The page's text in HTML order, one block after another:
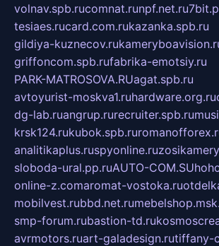
volnav.spb.rucomnat.runpf.net.ru
tesiaes.rucard.com.rukazanka.spb.ru
gildiya-kuznecov.ru
griffoncom.spb.rufabrika-emotsiy.ru
PARK-MATROSOVA.RUagat.spb.ru
avtoyurist-moskva1.ruhardware.org.ru
dg-lab.ruangrup.rurecruiter.spb.ru
krsk124.rukubok.spb.ru
analitikaplus.ruspyonline.ru
sloboda-ural.pp.ruAUTO-COM.SU
online-z.comaromat-vostoka.ru
mobilvest.rubbd.net.ru
smp-forum.rubastion-td.ru
avrmotors.ruart-galadesign.rutiffany-